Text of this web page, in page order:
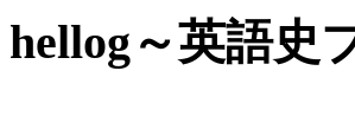
hellog～英語史